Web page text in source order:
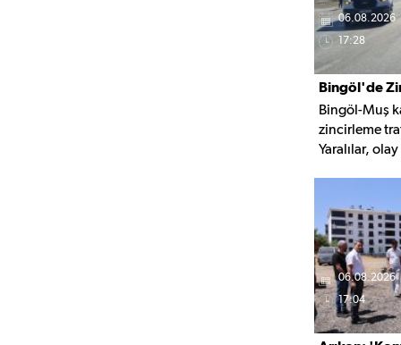
06.08.2026
17:28
Bingöl'de
Yaralandı
Bingöl-Muş
zincirleme
Yaralılar,
06.08.2026
17:04